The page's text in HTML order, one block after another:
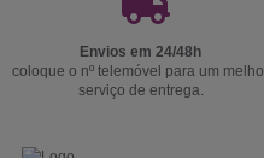
Envios em 24/48h
coloque o nº telemóvel para um
serviço de entrega.